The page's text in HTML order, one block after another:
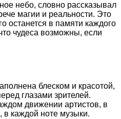
небо, словно рассказывал
магии и реальности. Это
останется в памяти каждого
чудеса возможны, если
блеском и красотой,
глазами зрителей.
движении артистов, в
в каждой ноте музыки.